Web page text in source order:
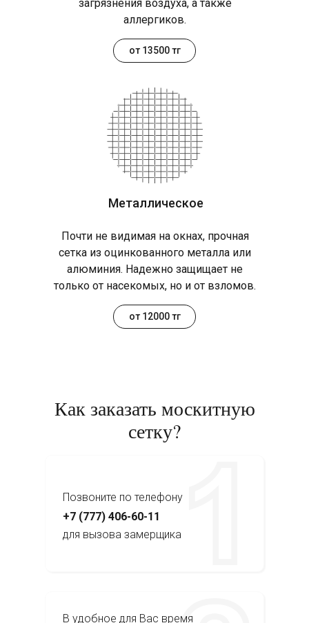
загрязнения воздуха, а также
аллергиков.
Металлическое
Почти не видимая на окнах, прочная
сетка из оцинкованного металла или
алюминия. Надежно защищает не
только от насекомых, но и от взломов.
от 13500 тг
от 12000 тг
Как заказать москитную
сетку?
Позвоните по телефону
В удобное для Вас время
+7 (777) 406-60-11
для вызова замерщика